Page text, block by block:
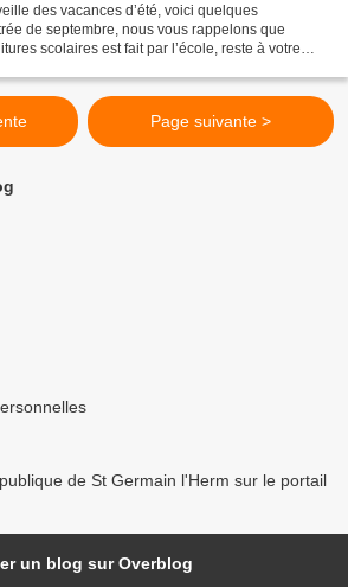
des vacances d’été, voici quelques
de septembre, nous vous rappelons que
scolaires est fait par l’école, reste à votre
Page suivante >
de St Germain l'Herm sur le portail
un blog sur Overblog